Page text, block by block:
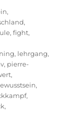
,
,
,fight,
, lehrgang,
, pierre-
,
,
,
,